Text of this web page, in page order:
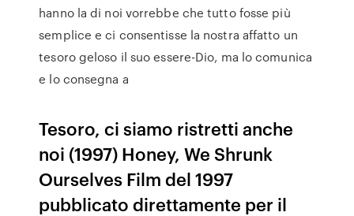
hanno la di noi vorrebbe che tutto fosse più
semplice e ci consentisse la nostra affatto un
tesoro geloso il suo essere-Dio, ma lo comunica
e lo consegna a
Tesoro, ci siamo ristretti anche
noi (1997) Honey, We Shrunk
Ourselves Film del 1997
pubblicato direttamente per il